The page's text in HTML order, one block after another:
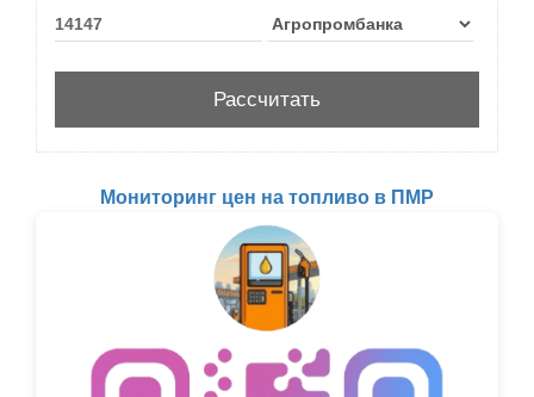
Мониторинг цен на топливо в ПМР